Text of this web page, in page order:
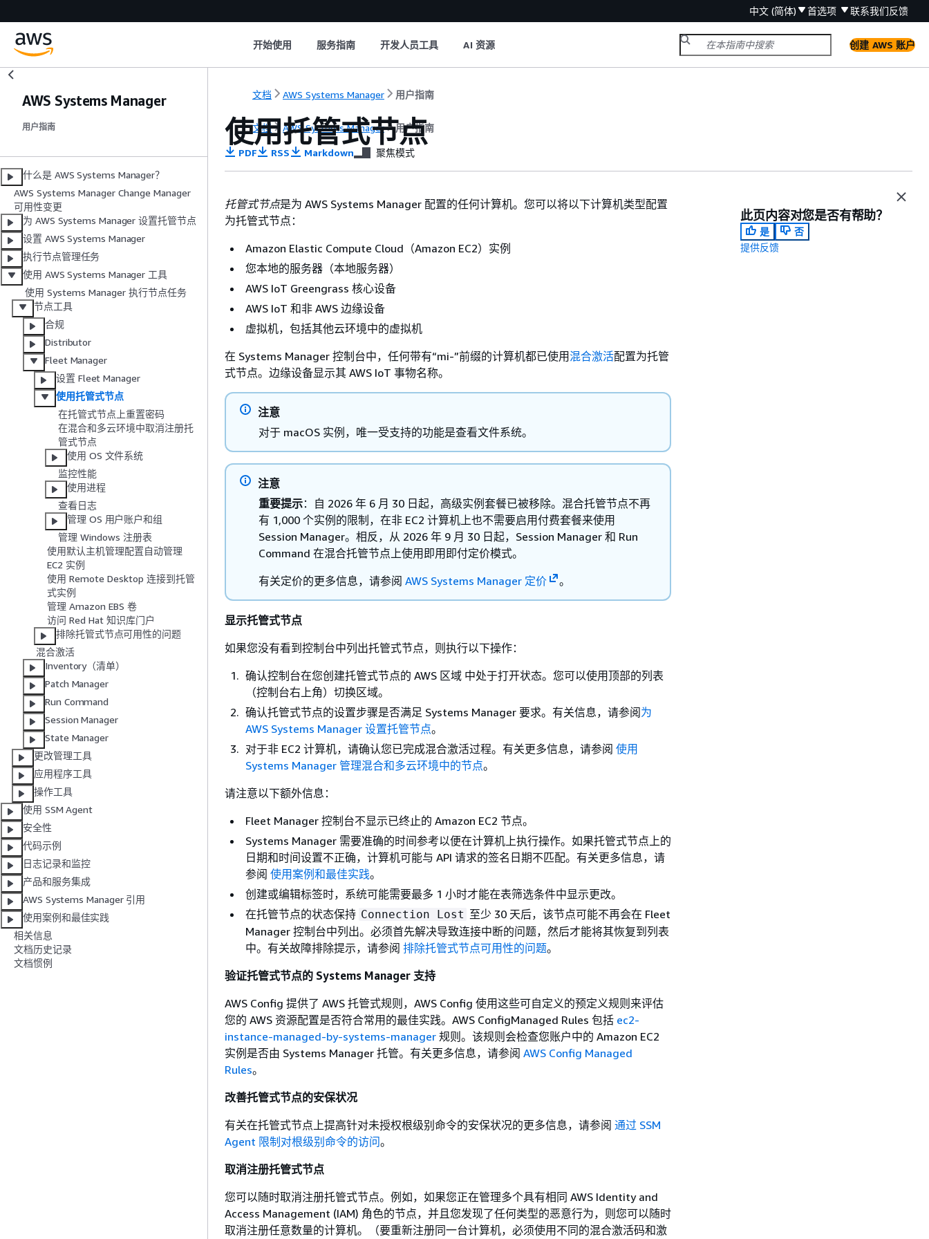
中文 (简体) 首选项 联系我们反馈
开始使用 服务指南 开发人员工具 AI 资源 创建 AWS 账户
AWS Systems Manager
用户指南
什么是 AWS Systems Manager？
AWS Systems Manager Change Manager
可用性变更
为 AWS Systems Manager 设置托管节点
设置 AWS Systems Manager
执行节点管理任务
使用 AWS Systems Manager 工具
使用 Systems Manager 执行节点任务
节点工具
合规
Distributor
Fleet Manager
设置 Fleet Manager
使用托管式节点
在托管式节点上重置密码
在混合和多云环境中取消注册托
管式节点
使用 OS 文件系统
监控性能
使用进程
查看日志
管理 OS 用户账户和组
管理 Windows 注册表
使用默认主机管理配置自动管理
EC2 实例
使用 Remote Desktop 连接到托管
式实例
管理 Amazon EBS 卷
访问 Red Hat 知识库门户
排除托管式节点可用性的问题
混合激活
Inventory（清单）
Patch Manager
Run Command
Session Manager
State Manager
更改管理工具
应用程序工具
操作工具
使用 SSM Agent
安全性
代码示例
日志记录和监控
产品和服务集成
AWS Systems Manager 引用
使用案例和最佳实践
相关信息
文档历史记录
文档惯例
文档 AWS Systems Manager 用户指南
文档 AWS Systems Manager 用户指南
使用托管式节点
PDF RSS Markdown 聚焦模式
托管式节点是为 AWS Systems Manager 配置的任何计算机。您可以将以下计算机类型配置
为托管式节点：
Amazon Elastic Compute Cloud（Amazon EC2）实例
您本地的服务器（本地服务器）
AWS IoT Greengrass 核心设备
AWS IoT 和非 AWS 边缘设备
虚拟机，包括其他云环境中的虚拟机
在 Systems Manager 控制台中，任何带有“mi-”前缀的计算机都已使用 混合激活配置为托管
式节点。边缘设备显示其 AWS IoT 事物名称。
注意
对于 macOS 实例，唯一受支持的功能是查看文件系统。
注意
重要提示：自 2026 年 6 月 30 日起，高级实例套餐已被移除。混合托管节点不再
有 1,000 个实例的限制，在非 EC2 计算机上也不需要启用付费套餐来使用
Session Manager。相反，从 2026 年 9 月 30 日起，Session Manager 和 Run
Command 在混合托管节点上使用即用即付定价模式。
有关定价的更多信息，请参阅 AWS Systems Manager 定价 。
显示托管式节点
如果您没有看到控制台中列出托管式节点，则执行以下操作：
确认控制台在您创建托管式节点的 AWS 区域 中处于打开状态。您可以使用顶部的列表
（控制台右上角）切换区域。
确认托管式节点的设置步骤是否满足 Systems Manager 要求。有关信息，请参阅为
AWS Systems Manager 设置托管节点。
对于非 EC2 计算机，请确认您已完成混合激活过程。有关更多信息，请参阅 使用
Systems Manager 管理混合和多云环境中的节点。
请注意以下额外信息：
Fleet Manager 控制台不显示已终止的 Amazon EC2 节点。
Systems Manager 需要准确的时间参考以便在计算机上执行操作。如果托管式节点上的
日期和时间设置不正确，计算机可能与 API 请求的签名日期不匹配。有关更多信息，请
参阅 使用案例和最佳实践。
创建或编辑标签时，系统可能需要最多 1 小时才能在表筛选条件中显示更改。
在托管节点的状态保持 Connection Lost 至少 30 天后，该节点可能不再会在 Fleet
Manager 控制台中列出。必须首先解决导致连接中断的问题，然后才能将其恢复到列表
中。有关故障排除提示，请参阅 排除托管式节点可用性的问题。
验证托管式节点的 Systems Manager 支持
AWS Config 提供了 AWS 托管式规则，AWS Config 使用这些可自定义的预定义规则来评估
您的 AWS 资源配置是否符合常用的最佳实践。AWS ConfigManaged Rules 包括 ec2-
instance-managed-by-systems-manager 规则。该规则会检查您账户中的 Amazon EC2
实例是否由 Systems Manager 托管。有关更多信息，请参阅 AWS Config Managed
Rules。
改善托管式节点的安保状况
有关在托管式节点上提高针对未授权根级别命令的安保状况的更多信息，请参阅 通过 SSM
Agent 限制对根级别命令的访问。
取消注册托管式节点
您可以随时取消注册托管式节点。例如，如果您正在管理多个具有相同 AWS Identity and
Access Management (IAM) 角色的节点，并且您发现了任何类型的恶意行为，则您可以随时
取消注册任意数量的计算机。（要重新注册同一台计算机，必须使用不同的混合激活码和激
此页内容对您是否有帮助？
是
否
提供反馈